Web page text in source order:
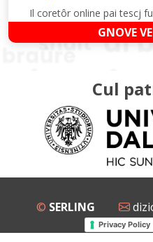
Il coretôr online pai tescj
GNOVE
Cul
© SERLING
Privacy Policy